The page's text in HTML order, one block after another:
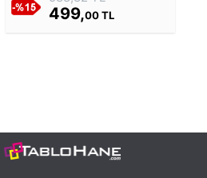
499,00 TL